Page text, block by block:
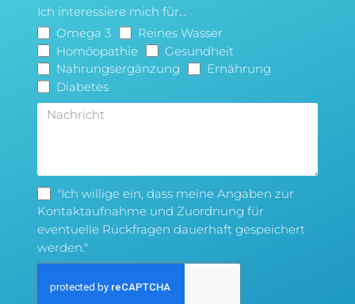
Ich interessiere mich für...
Omega 3
Reines Wasser
Homöopathie
Gesundheit
Nahrungsergänzung
Ernährung
Diabetes
"Ich willige ein, dass meine Angaben zur
Kontaktaufnahme und Zuordnung für
eventuelle Rückfragen dauerhaft gespeichert
werden."